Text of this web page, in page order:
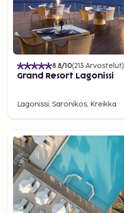
8.8/10(213 Arvostelut)
Grand Resort Lagonissi
Lagonissi, Saronikos, Kreikka